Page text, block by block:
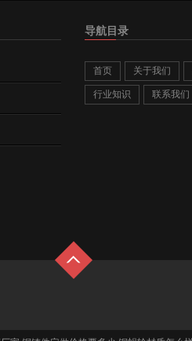
导航目录
首页 关于我们
行业知识 联系我们